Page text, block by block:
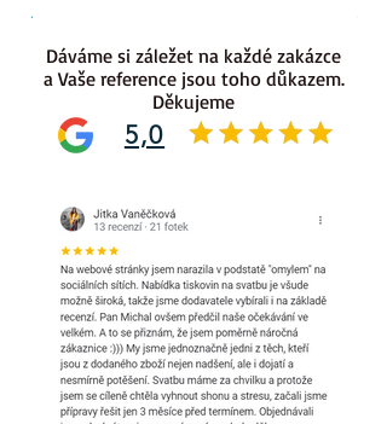
.
5,0
Dáváme si záležet na každé zakázce
a Vaše reference jsou toho důkazem.
Děkujeme